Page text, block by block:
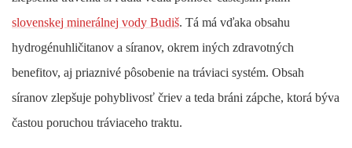
slovenskej minerálnej vody Budiš. Tá má vďaka obsahu
hydrogénuhličitanov a síranov, okrem iných zdravotných
benefitov, aj priaznivé pôsobenie na tráviaci systém. Obsah
síranov zlepšuje pohyblivosť čriev a teda bráni zápche, ktorá býva
častou poruchou tráviaceho traktu.